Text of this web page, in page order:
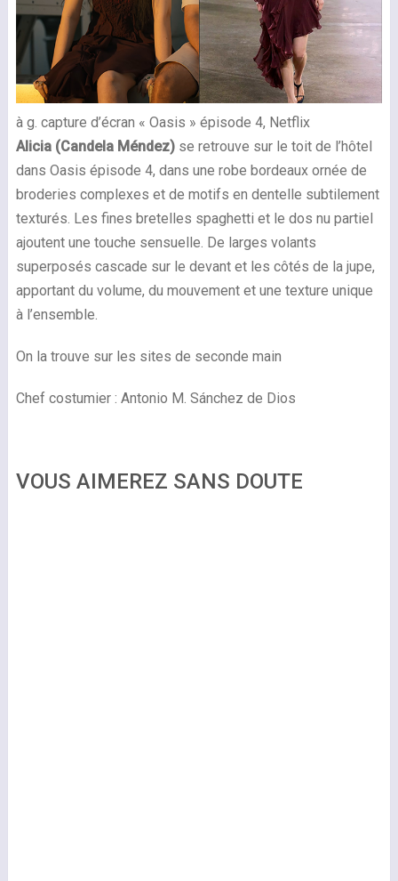
à g. capture d’écran « Oasis » épisode 4, Netflix
Alicia (Candela Méndez)se retrouve sur le toit de l’hôtel
dans Oasis épisode 4, dans une robe bordeaux ornée de
broderies complexes et de motifs en dentelle subtilement
texturés. Les fines bretelles spaghetti et le dos nu partiel
ajoutent une touche sensuelle. De larges volants
superposés cascade sur le devant et les côtés de la jupe,
apportant du volume, du mouvement et une texture unique
à l’ensemble.
On la trouve sur les sites de seconde main
Chef costumier : Antonio M. Sánchez de Dios
VOUS AIMEREZ SANS DOUTE